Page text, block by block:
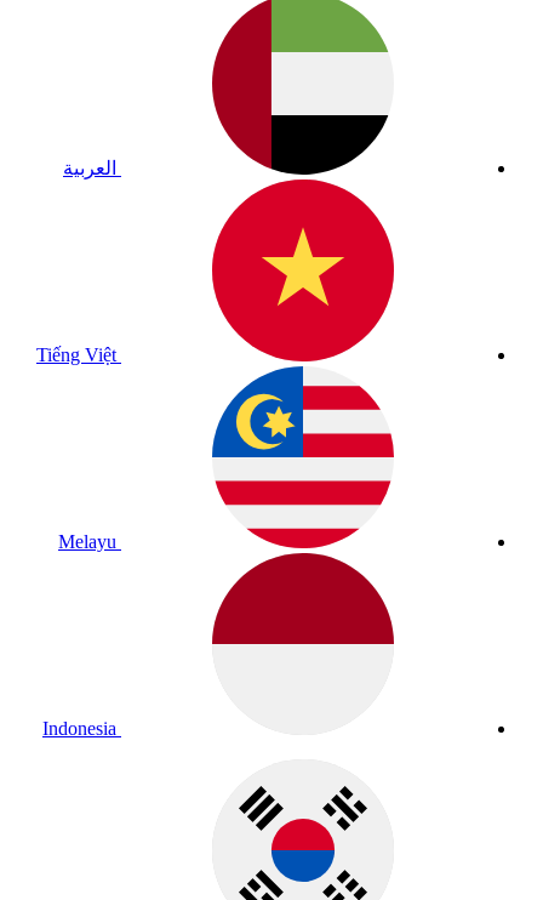
العربية
Tiếng Việt
Melayu
Indonesia